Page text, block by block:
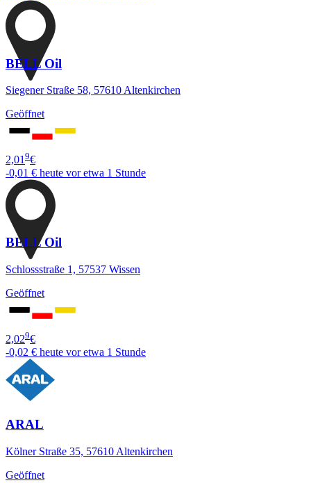
BELL Oil
Siegener Straße 58, 57610 Altenkirchen
Geöffnet
2,019€
-0,01 € heute vor etwa 1 Stunde
BELL Oil
Schlossstraße 1, 57537 Wissen
Geöffnet
2,029€
-0,02 € heute vor etwa 1 Stunde
ARAL
Kölner Straße 35, 57610 Altenkirchen
Geöffnet